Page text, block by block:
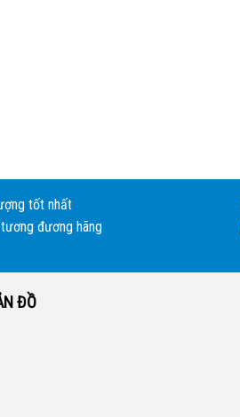
tốt nhất
đương hãng
ĐỒ